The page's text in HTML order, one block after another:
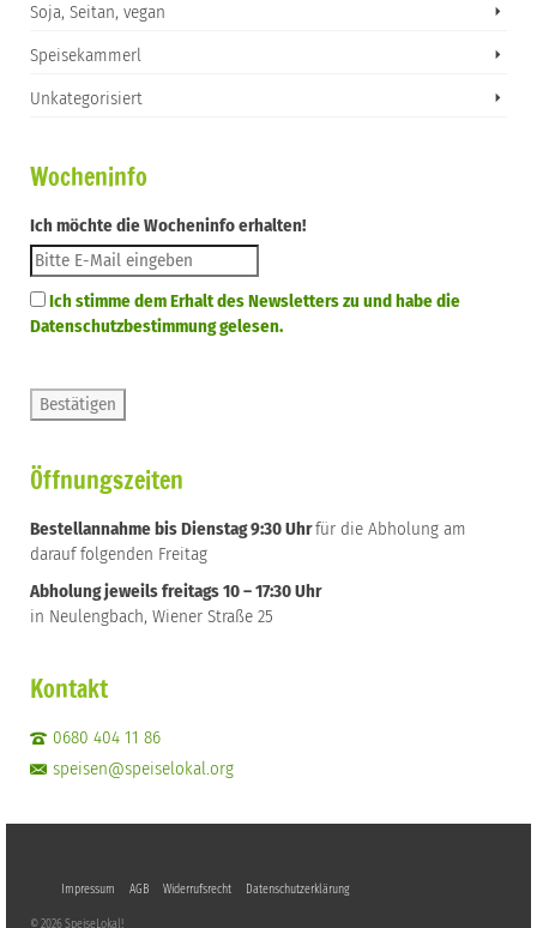
Soja, Seitan, vegan
Speisekammerl
Unkategorisiert
Wocheninfo
Ich möchte die Wocheninfo erhalten!
Ich stimme dem Erhalt des Newsletters zu und habe die
Datenschutzbestimmung gelesen.
Öffnungszeiten
Bestellannahme bis Dienstag 9:30 Uhrfür die Abholung am
darauf folgenden Freitag
Abholung jeweils freitags 10 – 17:30 Uhr
in Neulengbach, Wiener Straße 25
Kontakt
0680 404 11 86
speisen@speiselokal.org
Impressum AGB Widerrufsrecht Datenschutzerklärung
© 2026 SpeiseLokal!